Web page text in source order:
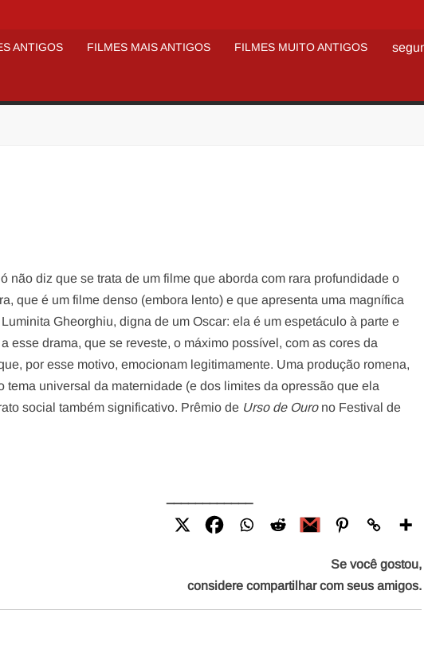
ANTIGOS FILMES MAIS ANTIGOS FILMES MUITO ANTIGOS
não diz que se trata de um filme que aborda com rara profundidade o
que é um filme denso (embora lento) e que apresenta uma magnífica
Gheorghiu, digna de um Oscar: ela é um espetáculo à parte e
esse drama, que se reveste, o máximo possível, com as cores da
por esse motivo, emocionam legitimamente. Uma produção romena,
tema universal da maternidade (e dos limites da opressão que ela
social também significativo. Prêmio de Urso de Ourono Festival de
Se você gostou,
considere compartilhar com seus amigos.